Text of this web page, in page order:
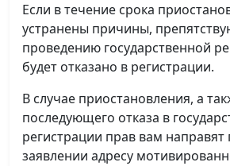
Если в течение срока
устранены причины,
проведению государственной
будет отказано в регистрации.
В случае приостановления, а
последующего отказа в
регистрации прав вам направят
заявлении адресу